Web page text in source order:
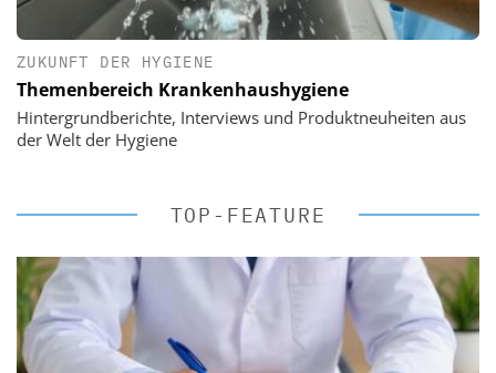
ZUKUNFT DER HYGIENE
Themenbereich Krankenhaushygiene
Hintergrundberichte, Interviews und Produktneuheiten aus
der Welt der Hygiene
TOP-FEATURE